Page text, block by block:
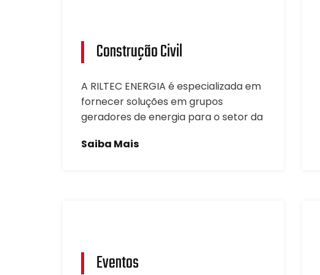
Construção Civil
A RILTEC ENERGIA é especializada em
fornecer soluções em grupos
geradores de energia para o setor da
Saiba Mais
Eventos